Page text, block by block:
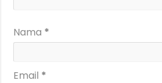
Nama *
Email *